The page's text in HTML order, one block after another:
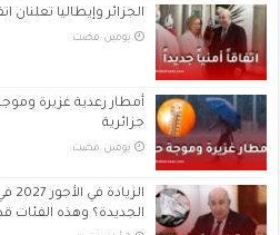
الجزائر وإيطاليا تعلنان
‏يومين مضت
أمطار رعدية غزيرة
جزائرية
‏يومين مضت
الجديدة؟ وهذه الفئات